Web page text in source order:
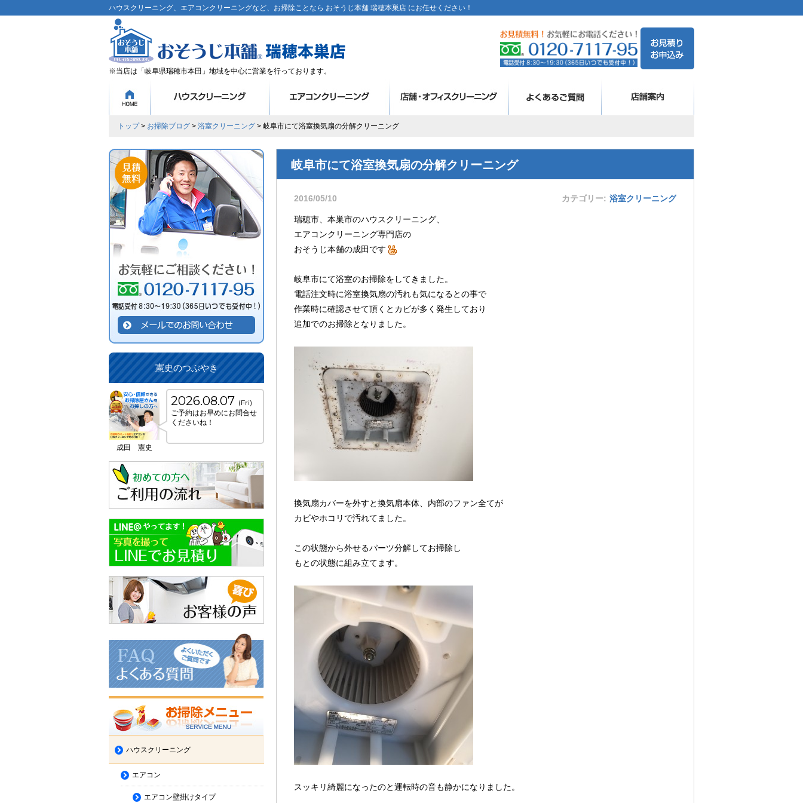
ハウスクリーニング、エアコンクリーニングなど、お掃除ことなら おそうじ本舗 瑞穂本巣店 にお任せください！
※当店は「岐阜県瑞穂市本田」地域を中心に営業を行っております。
トップ> お掃除ブログ > 浴室クリーニング > 岐阜市にて浴室換気扇の分解クリーニング
岐阜市にて浴室換気扇の分解クリーニング
2016/05/10 カテゴリー 浴室クリーニング
瑞穂市、本巣市のハウスクリーニング、
エアコンクリーニング専門店の
おそうじ本舗の成田です
岐阜市にて浴室のお掃除をしてきました。
電話注文時に浴室換気扇の汚れも気になるとの事で
作業時に確認させて頂くとカビが多く発生しており
追加でのお掃除となりました。
換気扇カバーを外すと換気扇本体、内部のファン全てが
カビやホコリで汚れてました。
この状態から外せるパーツ分解してお掃除し
もとの状態に組み立てます。
スッキリ綺麗になったのと運転時の音も静かになりました。
憲史のつぶやき
成田 憲史
2026.08.07 (Fri)
ご予約はお早めにお問合せ
くださいね！
ハウスクリーニング
エアコン
エアコン壁掛けタイプ